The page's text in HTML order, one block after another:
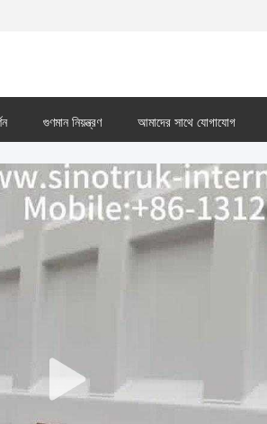
গুণমান নিয়ন্ত্রণ আমাদের সাথে যোগাযোগ